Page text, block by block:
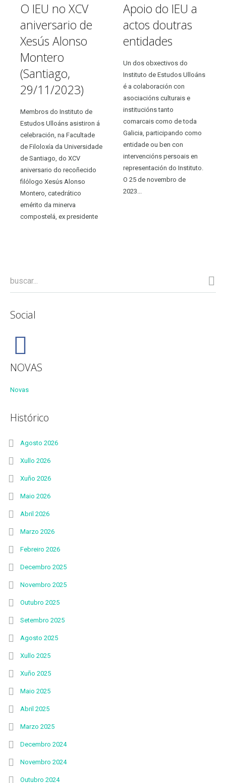
O IEU no XCV
aniversario de
Xesús Alonso
Montero
(Santiago,
29/11/2023)
Membros do Instituto de
Estudos Ulloáns asistiron á
celebración, na Facultade
de Filoloxía da Universidade
de Santiago, do XCV
aniversario do recoñecido
filólogo Xesús Alonso
Montero, catedrático
emérito da minerva
compostelá, ex presidente
Apoio do IEU a
actos doutras
entidades
Un dos obxectivos do
Instituto de Estudos Ulloáns
é a colaboración con
asociacións culturais e
institucións tanto
comarcais como de toda
Galicia, participando como
entidade ou ben con
intervencións persoais en
representación do Instituto.
O 25 de novembro de
2023...
Social
NOVAS
Novas
Histórico
Agosto 2026
Xullo 2026
Xuño 2026
Maio 2026
Abril 2026
Marzo 2026
Febreiro 2026
Decembro 2025
Novembro 2025
Outubro 2025
Setembro 2025
Agosto 2025
Xullo 2025
Xuño 2025
Maio 2025
Abril 2025
Marzo 2025
Decembro 2024
Novembro 2024
Outubro 2024